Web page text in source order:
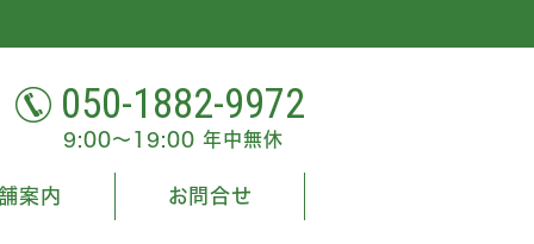
050-1882-9972
9:00～19:00 年中無休
案内 お問合せ